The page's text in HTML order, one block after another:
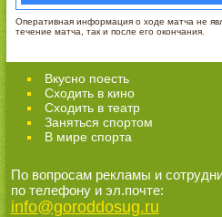
Оперативная информация о ходе матча не
течение матча, так и после его окончания.
Вкусно поесть
Сходить в кино
Cходить в театр
Заняться спортом
В мире спорта
По вопросам рекламы и
по телефону и эл.почте:
info@goroddosug.ru